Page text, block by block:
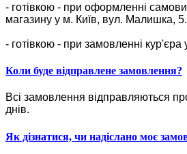
- готівкою - при оформленні
магазину у м. Київ, вул. Малишка, 5.
- готівкою - при замовленні кур'єра
Коли буде відправлене замовлення?
Всі замовлення відправляються
днів.
Як дізнатися, чи надіслано моє